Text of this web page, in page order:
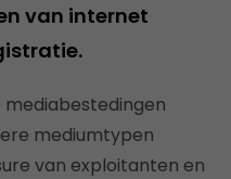
van internet
mediumtypen
van exploitanten en